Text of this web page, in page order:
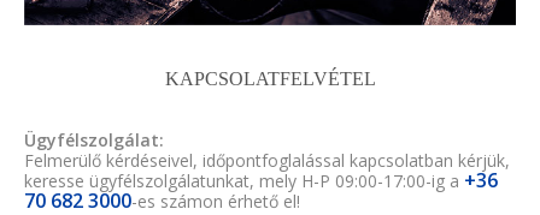
KAPCSOLATFELVÉTEL
Ügyfélszolgálat:
Felmerülő kérdéseivel, időpontfoglalással kapcsolatban kérjük,
keresse ügyfélszolgálatunkat, mely H-P 09:00-17:00-ig a +36
70 682 3000-es számon érhető el!